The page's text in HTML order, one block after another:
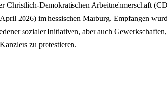
Christlich-Demokratischen Arbeitnehmerschaft
2026) im hessischen Marburg. Empfangen
sozialer Initiativen, aber auch
zu protestieren.